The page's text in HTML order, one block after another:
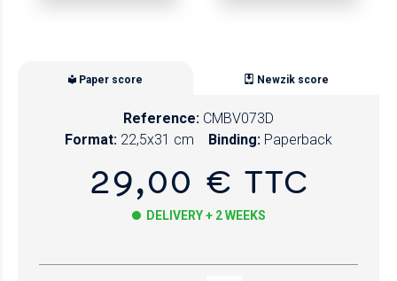
Paper score Newzik score
Reference: CMBV073D
Format: 22,5x31 cm Binding: Paperback
29,00 € TTC
DELIVERY + 2 WEEKS